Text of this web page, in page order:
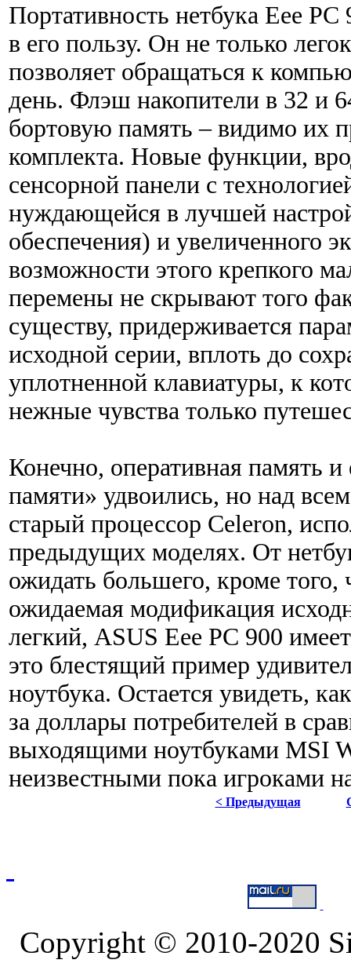
Портативность нетбука Eee
в его пользу. Он не только
позволяет обращаться к
день. Флэш накопители в 32 и
бортовую память – видимо их
комплекта. Новые функции,
сенсорной панели с
нуждающейся в лучшей
обеспечения) и увеличенного
возможности этого крепкого
перемены не скрывают того
существу, придерживается
исходной серии, вплоть до
уплотненной клавиатуры, к
нежные чувства только
Конечно, оперативная память и
памяти» удвоились, но над
старый процессор Celeron,
предыдущих моделях. От
ожидать большего, кроме того,
ожидаемая модификация
легкий, ASUS Eee PC 900
это блестящий пример
ноутбука. Остается увидеть,
за доллары потребителей в
выходящими ноутбуками MSI
неизвестными пока игроками
< Предыдущая
Copyright © 2010-2020